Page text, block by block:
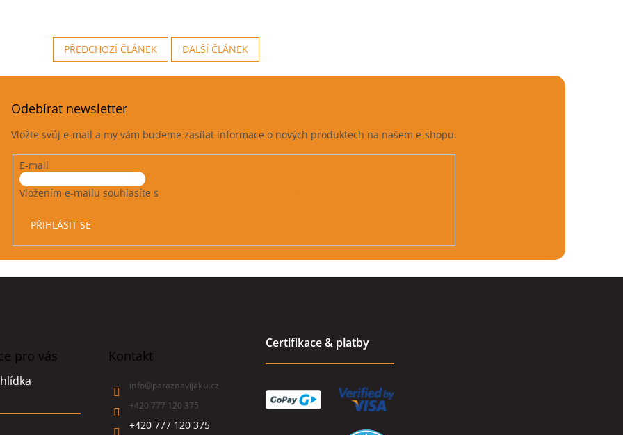
PŘEDCHOZÍ ČLÁNEK DALŠÍ ČLÁNEK
Odebírat newsletter
Vložte svůj e-mail a my vám budeme zasílat informace o nových produktech na našem e-shopu.
E-mail
Vložením e-mailu souhlasíte s
PŘIHLÁSIT SE
pro vás Kontakt
info@paraznavijaku.cz
+420 777 120 375
+420 777 120 375
Certifikace & platby